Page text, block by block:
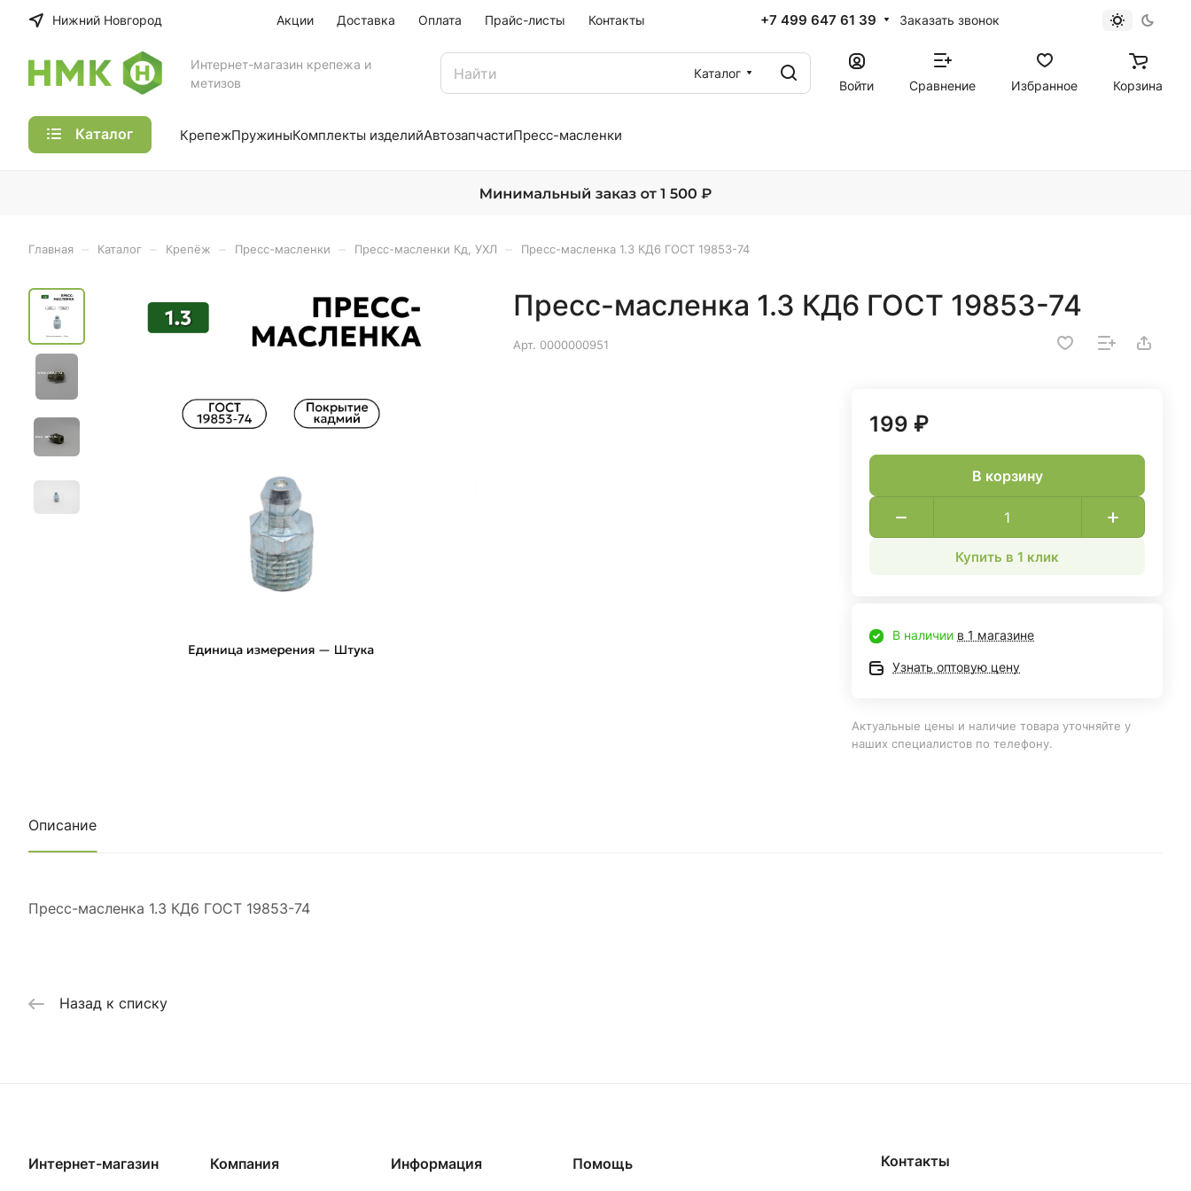
Нижний Новгород Акции Доставка Оплата Прайс-листы Контакты +7 499 647 61 39 Заказать звонок
Интернет-магазин крепежа и
метизов
Каталог
Войти
Сравнение Избранное Корзина
Каталог КрепежПружиныКомплекты изделийАвтозапчастиПресс-масленки
Главная Каталог Крепёж Пресс-масленки Пресс-масленки Кд, УХЛ Пресс-масленка 1.3 КД6 ГОСТ 19853-74
Пресс-масленка 1.3 КД6 ГОСТ 19853-74
Арт. 0000000951
199 ₽
В корзину
Купить в 1 клик
В наличии в 1 магазине
Узнать оптовую цену
Актуальные цены и наличие товара уточняйте у
наших специалистов по телефону.
Описание
Пресс-масленка 1.3 КД6 ГОСТ 19853-74
Назад к списку
Интернет-магазин Компания Информация Помощь Контакты